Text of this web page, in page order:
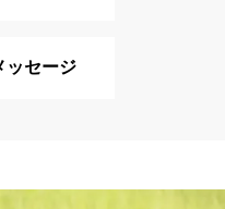
ッセージ